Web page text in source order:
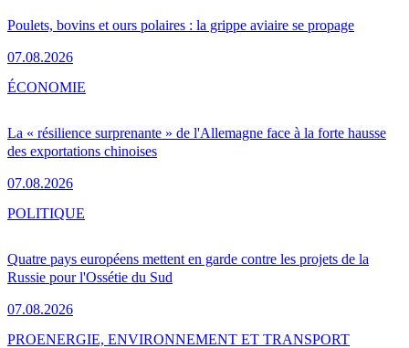
Poulets, bovins et ours polaires : la grippe aviaire se propage
07.08.2026
La « résilience surprenante » de l'Allemagne face à la forte hausse
des exportations chinoises
07.08.2026
ÉCONOMIE
Quatre pays européens mettent en garde contre les projets de la
Russie pour l'Ossétie du Sud
07.08.2026
POLITIQUE
PROENERGIE, ENVIRONNEMENT ET TRANSPORT